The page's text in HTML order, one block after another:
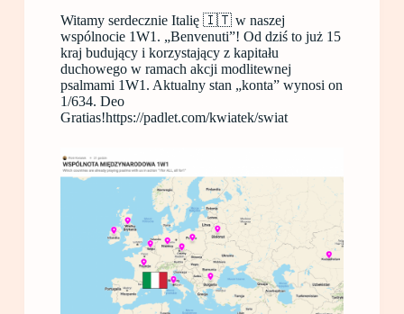
Witamy serdecznie Italię 🇮🇹 w naszej
wspólnocie 1W1. „Benvenuti”! Od dziś to już 15
kraj budujący i korzystający z kapitału
duchowego w ramach akcji modlitewnej
psalmami 1W1. Aktualny stan „konta” wynosi on
1/634. Deo
Gratias!https://padlet.com/kwiatek/swiat